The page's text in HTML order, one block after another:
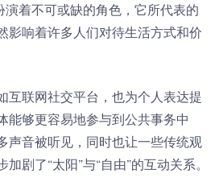
演着不可或缺的角色，它所代表的
影响着许多人们对待生活方式和价
互联网社交平台，也为个人表达提
能够更容易地参与到公共事务中
声音被听见，同时也让一些传统观
剧了“太阳”与“自由”的互动关系。